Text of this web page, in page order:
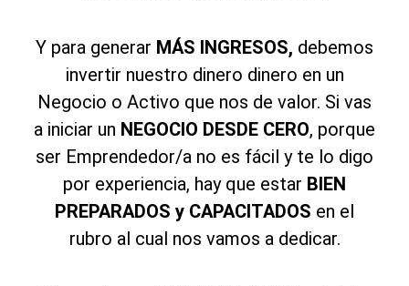
Y para generar MÁS INGRESOS, debemos
invertir nuestro dinero dinero en un
Negocio o Activo que nos de valor. Si vas
a iniciar un NEGOCIO DESDE CERO, porque
ser Emprendedor/a no es fácil y te lo digo
por experiencia, hay que estar BIEN
PREPARADOS y CAPACITADOS en el
rubro al cual nos vamos a dedicar.